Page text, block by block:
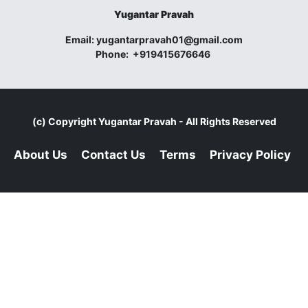
Yugantar Pravah
Email:yugantarpravah01@gmail.com
Phone: +919415676646
(c) CopyrightYugantar Pravah - All Rights Reserved
About Us Contact Us Terms Privacy Policy